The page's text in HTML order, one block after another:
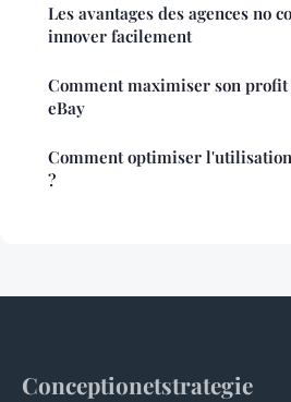
Les avantages des agences no
innover facilement
Comment maximiser son
eBay
Comment optimiser
?
Conceptionetstrategie